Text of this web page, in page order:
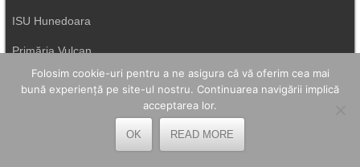
ISU Hunedoara
Primăria Vulcan
Folosim cookie-uri pentru a ne asigura că vă oferim cea mai
bună experiență pe site-ul nostru. Continuarea navigării implică
acceptarea lor.
OK READ MORE